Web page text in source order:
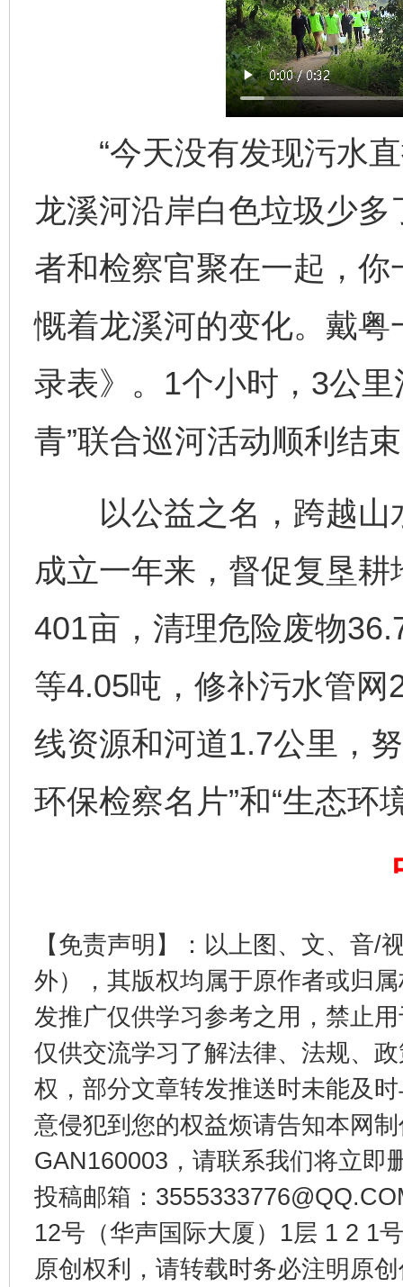
“今天没有发现污水直
龙溪河沿岸白色垃圾少多
者和检察官聚在一起，
慨着龙溪河的变化。戴
录表》。1个小时，3公
青”联合巡河活动顺利结
以公益之名，跨越山
成立一年来，督促复垦
401亩，清理危险废物
等4.05吨，修补污水管
线资源和河道1.7公里，
环保检察名片”和“生态环
【免责声明】：以上图、文、音/
外），其版权均属于原作者或归
发推广仅供学习参考之用，禁止
仅供交流学习了解法律、法规、
权，部分文章转发推送时未能及
意侵犯到您的权益烦请告知本网
GAN160003，请联系我们将立即
投稿邮箱：
12号（华声国际大厦）1层 1 2 1
原创权利，请转载时务必注明原
这是一记警钟！ 谢
今
习近平的博鳌关键词
魏明亮
生